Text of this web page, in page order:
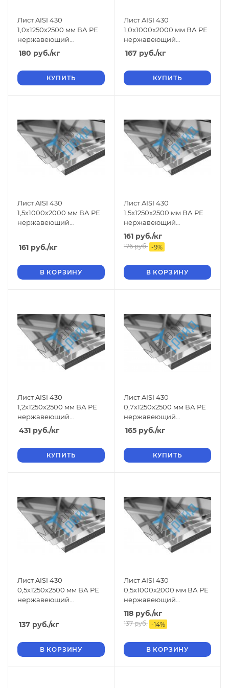
Лист AISI 430
1,0x1250x2500 мм ВА РЕ
нержавеющий
зеркальный
180 руб./кг
КУПИТЬ
Лист AISI 430
1,0x1000x2000 мм ВА РЕ
нержавеющий
зеркальный
167 руб./кг
КУПИТЬ
Лист AISI 430
1,5x1000x2000 мм ВА РЕ
нержавеющий
161 руб./кг
В КОРЗИНУ
Лист AISI 430
1,5x1250x2500 мм ВА РЕ
нержавеющий
зеркальный
161 руб./кг
176руб. -9%
В КОРЗИНУ
Лист AISI 430
1,2x1250x2500 мм ВА РЕ
нержавеющий
зеркальный
431 руб./кг
КУПИТЬ
Лист AISI 430
0,7x1250x2500 мм ВА РЕ
нержавеющий
зеркальный
165 руб./кг
КУПИТЬ
Лист AISI 430
0,5x1250x2500 мм ВА РЕ
нержавеющий
137 руб./кг
В КОРЗИНУ
Лист AISI 430
0,5x1000x2000 мм ВА РЕ
нержавеющий
зеркальный
118 руб./кг
137руб. -14%
В КОРЗИНУ